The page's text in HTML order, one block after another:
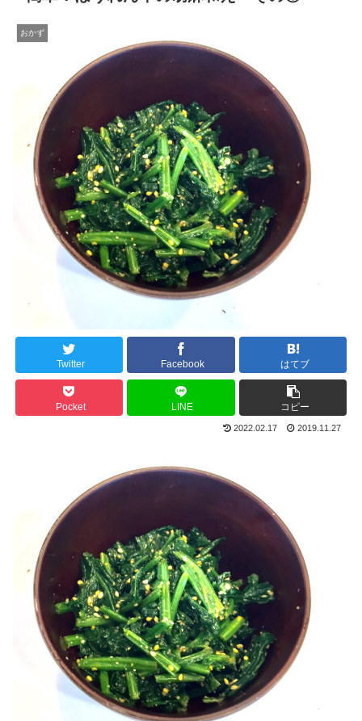
おかず
Twitter Facebook はてブ
Pocket LINE コピー
2022.02.17 2019.11.27